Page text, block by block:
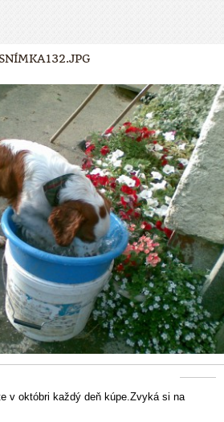
v októbri každý deň kúpe.Zvyká si na